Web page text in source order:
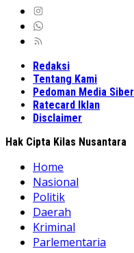
Redaksi
Tentang Kami
Pedoman Media Siber
Ratecard Iklan
Disclaimer
Hak Cipta Kilas Nusantara
Home
Nasional
Politik
Daerah
Kriminal
Parlementaria